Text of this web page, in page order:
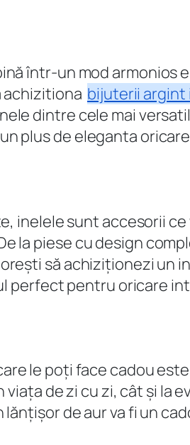
într-un mod armonios
achizitiona bijuterii
dintre cele mai
plus de eleganta
inelele sunt accesorii
la piese cu design
să achiziționezi un
perfect pentru oricare
le poți face cadou
de zi cu zi, cât și la
de aur va fi un